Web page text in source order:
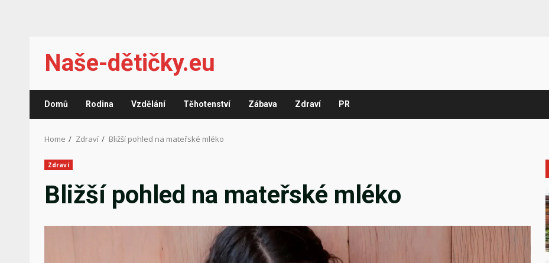
content
Naše-dětičky.eu
Domů Rodina Vzdělání Těhotenství Zábava Zdraví PR
Home Zdraví Bližší pohled na mateřské mléko
Zdraví
Bližší pohled na mateřské mléko